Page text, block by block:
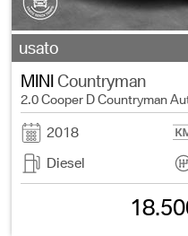
usato
MINI Countryman
2.0 Cooper D Countryman
2018
Diesel